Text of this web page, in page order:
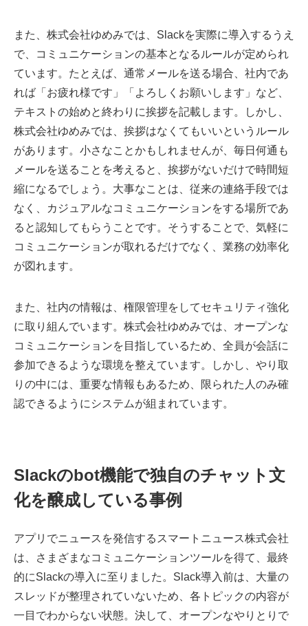
また、株式会社ゆめみでは、Slackを実際に導入するうえ
で、コミュニケーションの基本となるルールが定められ
ています。たとえば、通常メールを送る場合、社内であ
れば「お疲れ様です」「よろしくお願いします」など、
テキストの始めと終わりに挨拶を記載します。しかし、
株式会社ゆめみでは、挨拶はなくてもいいというルール
があります。小さなことかもしれませんが、毎日何通も
メールを送ることを考えると、挨拶がないだけで時間短
縮になるでしょう。大事なことは、従来の連絡手段では
なく、カジュアルなコミュニケーションをする場所であ
ると認知してもらうことです。そうすることで、気軽に
コミュニケーションが取れるだけでなく、業務の効率化
が図れます。
また、社内の情報は、権限管理をしてセキュリティ強化
に取り組んでいます。株式会社ゆめみでは、オープンな
コミュニケーションを目指しているため、全員が会話に
参加できるような環境を整えています。しかし、やり取
りの中には、重要な情報もあるため、限られた人のみ確
認できるようにシステムが組まれています。
Slackのbot機能で独自のチャット文
化を醸成している事例
アプリでニュースを発信するスマートニュース株式会社
は、さまざまなコミュニケーションツールを得て、最終
的にSlackの導入に至りました。Slack導入前は、大量の
スレッドが整理されていないため、各トピックの内容が
一目でわからない状態。決して、オープンなやりとりで